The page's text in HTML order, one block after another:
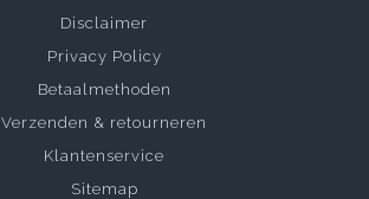
Disclaimer
Privacy Policy
Betaalmethoden
Verzenden & retourneren
Klantenservice
Sitemap